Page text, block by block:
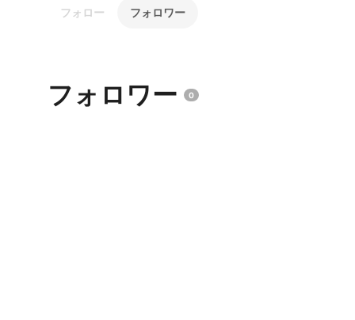
フォロー フォロワー
フォロワー 0